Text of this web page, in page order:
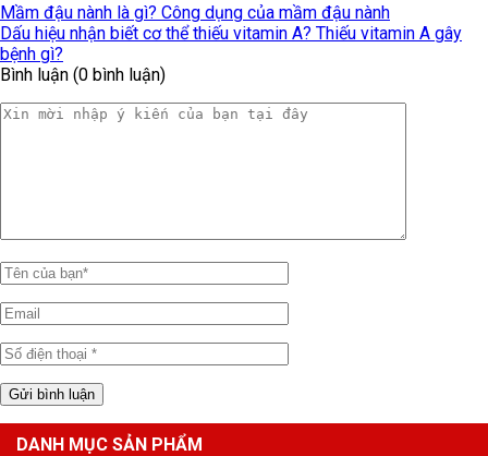
Mầm đậu nành là gì? Công dụng của mầm đậu nành
Dấu hiệu nhận biết cơ thể thiếu vitamin A? Thiếu vitamin A gây
bệnh gì?
Bình luận (0 bình luận)
DANH MỤC SẢN PHẨM